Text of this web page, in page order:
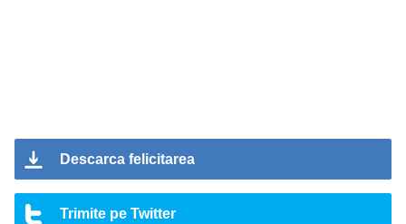
Descarca felicitarea
Trimite pe Twitter